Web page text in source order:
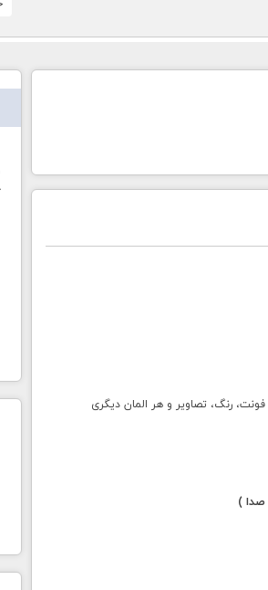
رنگ، تصاویر و هر المان دیگری
)